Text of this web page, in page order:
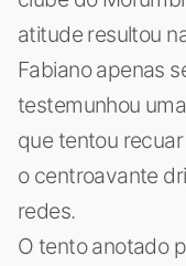
atitude resultou
Fabiano apenas
testemunhou
que tentou
o centroavante
redes.
O tento anotado